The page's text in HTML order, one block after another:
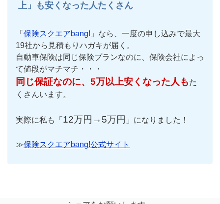
上」も安くなった人たくさん
「 保険スクエアbang! 」なら、一度の申し込みで最大
19社から見積もりハガキが届く。
自動車保険は同じ保険プランなのに、保険会社によっ
て値段がマチマチ・・・
同じ保証なのに、5万以上安くなった人もた
くさんいます。
実際に私も「 12万円→5万円 」になりました！
≫保険スクエアbang!公式サイト